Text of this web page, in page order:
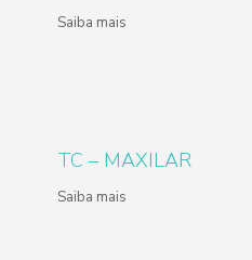
Saiba mais
TC – MAXILAR
Saiba mais